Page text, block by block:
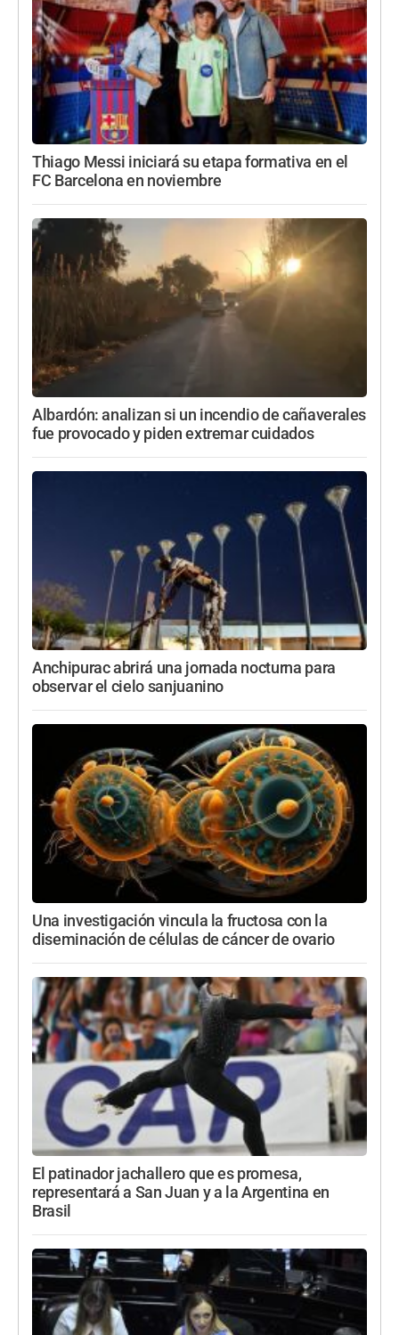
Thiago Messi iniciará su etapa formativa en el
FC Barcelona en noviembre
Albardón: analizan si un incendio de cañaverales
fue provocado y piden extremar cuidados
Anchipurac abrirá una jornada nocturna para
observar el cielo sanjuanino
Una investigación vincula la fructosa con la
diseminación de células de cáncer de ovario
El patinador jachallero que es promesa,
representará a San Juan y a la Argentina en
Brasil